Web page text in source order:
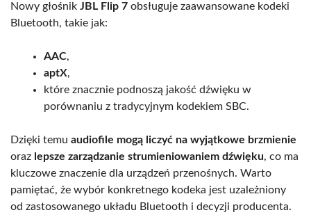
Nowy głośnik JBL Flip 7 obsługuje zaawansowane kodeki
Bluetooth, takie jak:
AAC,
aptX,
które znacznie podnoszą jakość dźwięku w
porównaniu z tradycyjnym kodekiem SBC.
Dzięki temu audiofile mogą liczyć na wyjątkowe brzmienie
oraz lepsze zarządzanie strumieniowaniem dźwięku, co ma
kluczowe znaczenie dla urządzeń przenośnych. Warto
pamiętać, że wybór konkretnego kodeka jest uzależniony
od zastosowanego układu Bluetooth i decyzji producenta.